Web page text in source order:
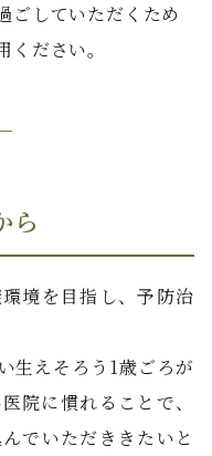
ごしていただくため
ださい。
ら
境を目指し、予防治
生えそろう1歳ごろが
院に慣れることで、
でいただききたいと